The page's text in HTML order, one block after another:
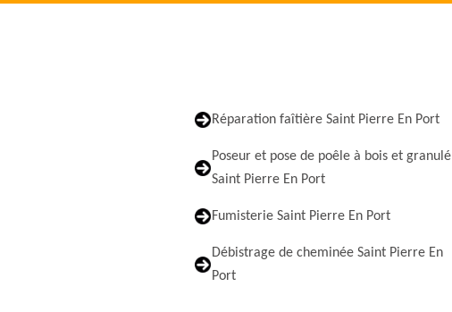
Réparation faîtière Saint Pierre En Port
Poseur et pose de poêle à bois et granulé
Saint Pierre En Port
Fumisterie Saint Pierre En Port
Débistrage de cheminée Saint Pierre En
Port